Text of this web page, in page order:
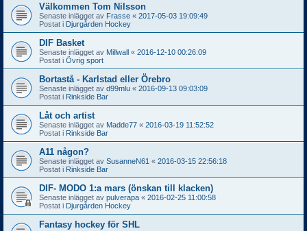
Välkommen Tom Nilsson
Senaste inlägget av Frasse « 2017-05-03 19:09:49
Postat i Djurgården Hockey
DIF Basket
Senaste inlägget av Millwall « 2016-12-10 00:26:09
Postat i Övrig sport
Bortastå - Karlstad eller Örebro
Senaste inlägget av d99mlu « 2016-09-13 09:03:09
Postat i Rinkside Bar
Låt och artist
Senaste inlägget av Madde77 « 2016-03-19 11:52:52
Postat i Rinkside Bar
A11 någon?
Senaste inlägget av SusanneN61 « 2016-03-15 22:56:18
Postat i Rinkside Bar
DIF- MODO 1:a mars (önskan till klacken)
Senaste inlägget av pulverapa « 2016-02-25 11:00:58
Postat i Djurgården Hockey
Fantasy hockey för SHL